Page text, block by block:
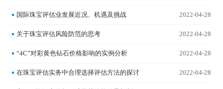
国际珠宝评估业发展近况、机遇及挑战 2022-04-28
关于珠宝评估风险防范的思考 2022-04-28
“4C”对彩黄色钻石价格影响的实例分析 2022-04-28
在珠宝评估实务中合理选择评估方法的探讨 2022-04-28